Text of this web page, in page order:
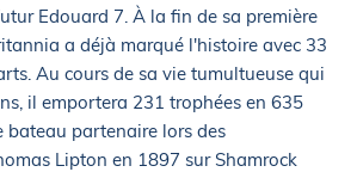
Edouard 7. À la fin de sa première
a déjà marqué l'histoire avec 33
Au cours de sa vie tumultueuse qui
il emportera 231 trophées en 635
bateau partenaire lors des
Lipton en 1897 sur Shamrock